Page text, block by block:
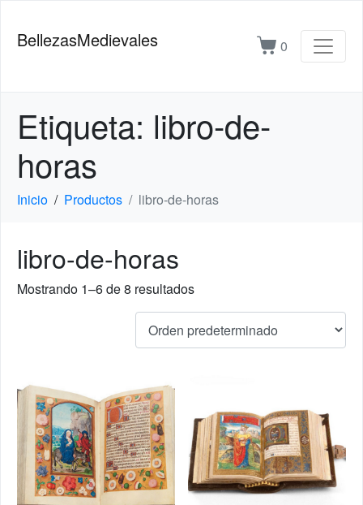
BellezasMedievales 0
Etiqueta: libro-de-
horas
Inicio Productos libro-de-horas
libro-de-horas
Mostrando 1–6 de 8 resultados